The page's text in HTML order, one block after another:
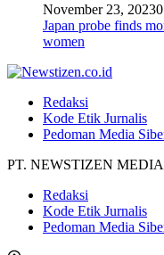
November 23, 2023
Japan probe finds
women
Redaksi
Kode Etik Jurnalis
Pedoman Media
PT. NEWSTIZEN MEDIA
Redaksi
Kode Etik Jurnalis
Pedoman Media